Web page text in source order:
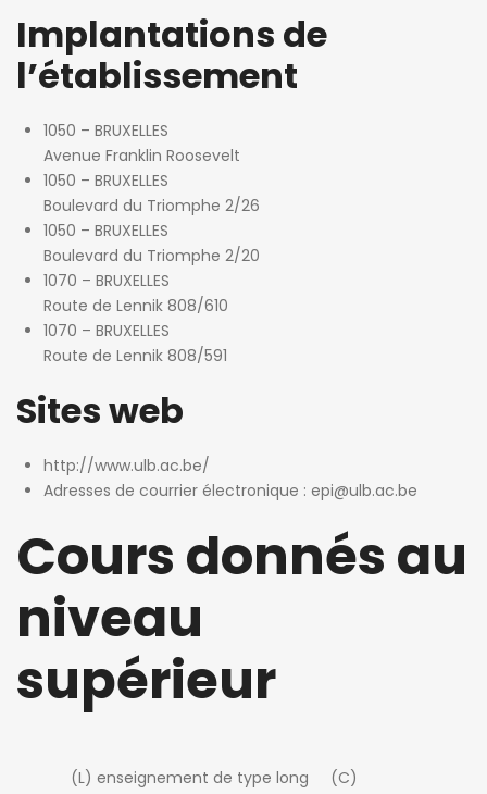
Implantations de
l’établissement
1050 – BRUXELLES
Avenue Franklin Roosevelt
1050 – BRUXELLES
Boulevard du Triomphe 2/26
1050 – BRUXELLES
Boulevard du Triomphe 2/20
1070 – BRUXELLES
Route de Lennik 808/610
1070 – BRUXELLES
Route de Lennik 808/591
Sites web
http://www.ulb.ac.be/
Adresses de courrier électronique : epi@ulb.ac.be
Cours donnés au
niveau
supérieur
(L) enseignement de type long (C)